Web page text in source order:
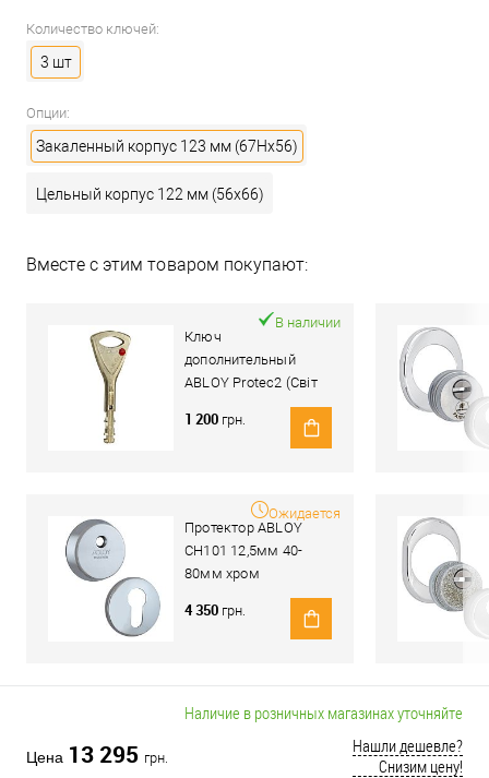
Количество ключей:
3 шт
Опции:
Закаленный корпус 123 мм (67Hx56)
Цельный корпус 122 мм (56x66)
Вместе с этим товаром покупают:
Ключ
дополнительный
ABLOY Protec2 (Світ
В наличии
1 200 грн.
Протектор ABLOY
CH101 12,5мм 40-
80мм хром
Ожидается
4 350 грн.
Наличие в розничных магазинах уточняйте
Цена 13 295 грн.
Нашли дешевле?
Снизим цену!